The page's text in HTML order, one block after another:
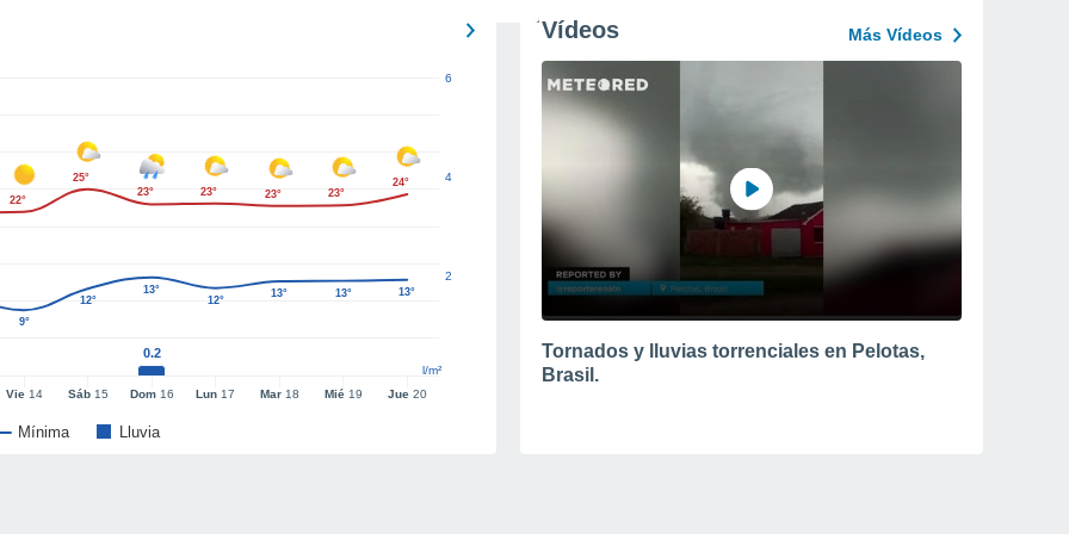
Mínima Lluvia
Vie14 Sáb15 Dom16 Lun 17 Mar18 Mié19 Jue20
2
4
6
l/m²
0.2
22°
25°
23°
23° 23° 23°
24°
9°
12°
13°
12°
13° 13° 13°
Vídeos Más Vídeos
Tornados y lluvias torrenciales en Pelotas,
Brasil.